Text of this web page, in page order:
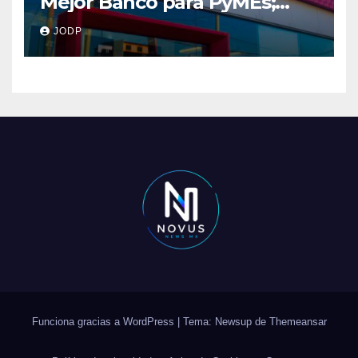
supera 14% del mercado
crediticio
JODP
Funciona gracias a WordPress Tema: Newsup de Themeansar